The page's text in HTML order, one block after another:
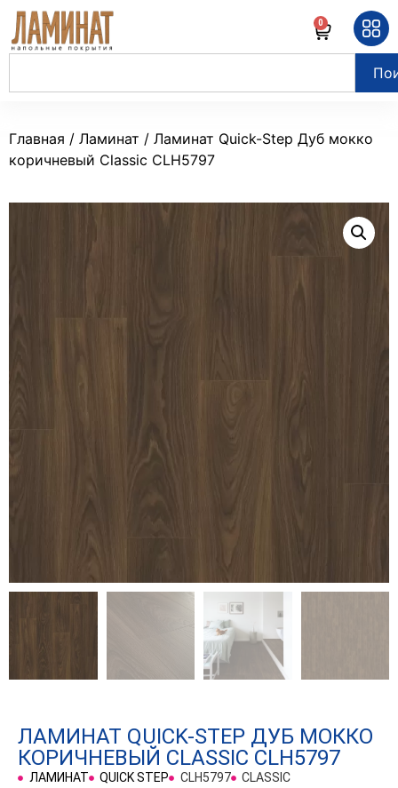
0
Главная / Ламинат / Ламинат Quick-Step Дуб мокко
коричневый Classic CLH5797
ЛАМИНАТ QUICK-STEP ДУБ МОККО
КОРИЧНЕВЫЙ CLASSIC CLH5797
ЛАМИНАТ QUICK STEP CLH5797 CLASSIC